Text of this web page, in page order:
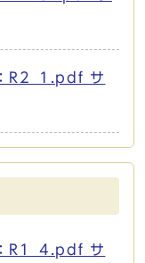
R2_1.pdf サ
R1_4.pdf サ